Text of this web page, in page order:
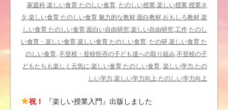
パ
ラ
ガ
ス
の
花
で
家庭科,楽しい食育 たのしい食育, たのしい授業,楽しい授業,授業ネ
タ,楽しい食育 たのしい食育,魅力的な教材,面白教材,おもしろ教材,楽
しい食育 たのしい食育,面白い自由研究,楽しい自由研究,工作 たのし
い食育・楽しい食育,楽しい食育 たのしい食育, たの研,楽しい食育 た
のしい食育, 不登校・登校拒否の子ども達への取り組み,不登校の子
どもたちも楽しく元気に,楽しい食育 たのしい食育, 楽しい学力.たの
しい学力,楽しい学力向上,たのしい学力向上
祝！
『楽しい授業入門』出版しました